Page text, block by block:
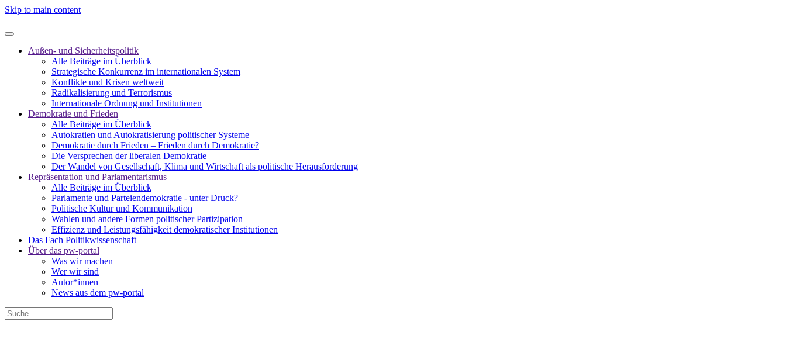
Skip to main content
Außen- und Sicherheitspolitik
Alle Beiträge im Überblick
Strategische Konkurrenz im internationalen System
Konflikte und Krisen weltweit
Radikalisierung und Terrorismus
Internationale Ordnung und Institutionen
Demokratie und Frieden
Alle Beiträge im Überblick
Autokratien und Autokratisierung politischer Systeme
Demokratie durch Frieden – Frieden durch Demokratie?
Die Versprechen der liberalen Demokratie
Der Wandel von Gesellschaft, Klima und Wirtschaft als politische Herausforderung
Repräsentation und Parlamentarismus
Alle Beiträge im Überblick
Parlamente und Parteiendemokratie - unter Druck?
Politische Kultur und Kommunikation
Wahlen und andere Formen politischer Partizipation
Effizienz und Leistungsfähigkeit demokratischer Institutionen
Das Fach Politikwissenschaft
Über das pw-portal
Was wir machen
Wer wir sind
Autor*innen
News aus dem pw-portal